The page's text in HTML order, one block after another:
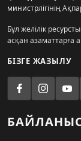
министрлігінің
Бұл желілік
асқан азаматтарға
БІЗГЕ ЖАЗЫЛУ